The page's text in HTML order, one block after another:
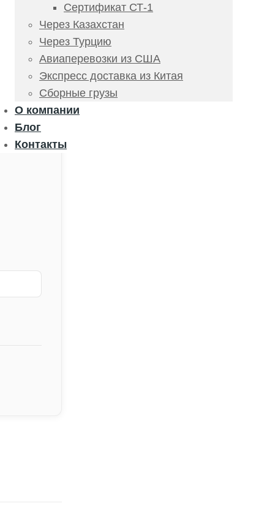
Сертификат СТ-1
Через Казахстан
Через Турцию
Авиаперевозки из США
Экспресс доставка из Китая
Сборные грузы
О компании
Блог
Контакты